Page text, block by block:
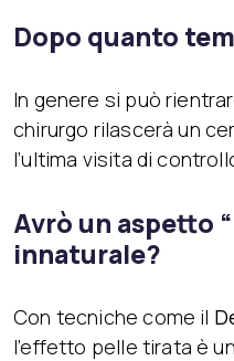
Dopo quanto
In genere si può
chirurgo rilascerà un
l’ultima visita di
Avrò un aspetto
innaturale?
Con tecniche come il
l’effetto pelle tirata è